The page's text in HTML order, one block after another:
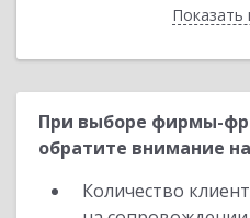
Показать
При выборе фирмы-
обратите внимание
Количество